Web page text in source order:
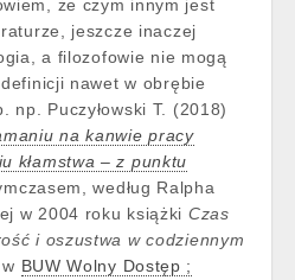
że czym innym jest
jeszcze inaczej
a filozofowie nie mogą
nawet w obrębie
np. Puczyłowski T. (2018)
na kanwie pracy
kłamstwa – z punktu
według Ralpha
w 2004 roku książki Czas
i oszustwa w codziennym
BUW Wolny Dostęp ;